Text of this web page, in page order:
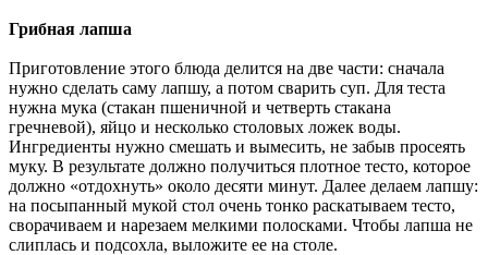
Грибная лапша
Приготовление этого блюда делится на две части: сначала
нужно сделать саму лапшу, а потом сварить суп. Для теста
нужна мука (стакан пшеничной и четверть стакана
гречневой), яйцо и несколько столовых ложек воды.
Ингредиенты нужно смешать и вымесить, не забыв просеять
муку. В результате должно получиться плотное тесто, которое
должно «отдохнуть» около десяти минут. Далее делаем лапшу:
на посыпанный мукой стол очень тонко раскатываем тесто,
сворачиваем и нарезаем мелкими полосками. Чтобы лапша не
слиплась и подсохла, выложите ее на столе.